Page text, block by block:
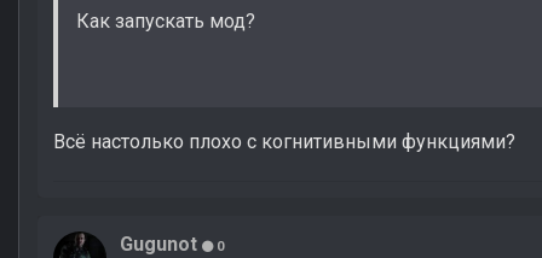
Как запускать мод?
Всё настолько плохо с когнитивными функциями?
Gugunot 0